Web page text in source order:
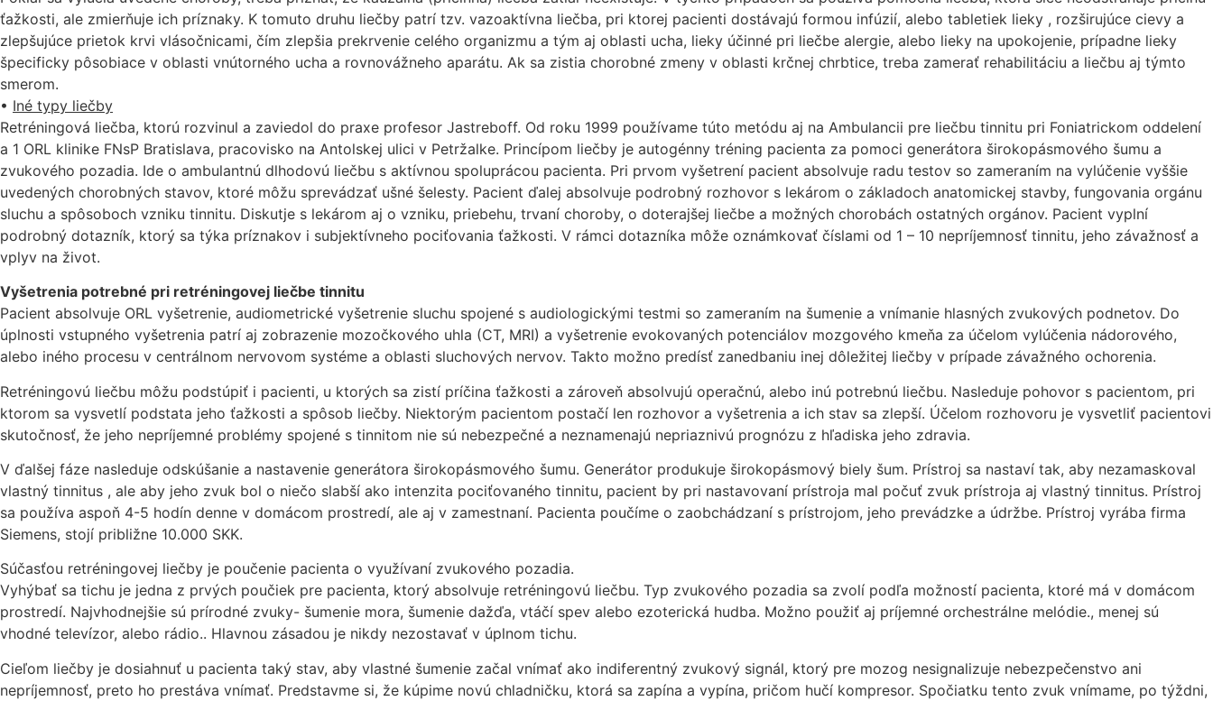
ťažkosti, ale zmierňuje ich príznaky. K tomuto druhu liečby patrí tzv. vazoaktívna liečba, pri ktorej pacienti dostávajú formou infúzií, alebo tabletiek lieky , rozširujúce cievy a
zlepšujúce prietok krvi vlásočnicami, čím zlepšia prekrvenie celého organizmu a tým aj oblasti ucha, lieky účinné pri liečbe alergie, alebo lieky na upokojenie, prípadne lieky
špecificky pôsobiace v oblasti vnútorného ucha a rovnovážneho aparátu. Ak sa zistia chorobné zmeny v oblasti krčnej chrbtice, treba zamerať rehabilitáciu a liečbu aj týmto
smerom.
• Iné typy liečby
Retréningová liečba, ktorú rozvinul a zaviedol do praxe profesor Jastreboff. Od roku 1999 používame túto metódu aj na Ambulancii pre liečbu tinnitu pri Foniatrickom oddelení
a 1 ORL klinike FNsP Bratislava, pracovisko na Antolskej ulici v Petržalke. Princípom liečby je autogénny tréning pacienta za pomoci generátora širokopásmového šumu a
zvukového pozadia. Ide o ambulantnú dlhodovú liečbu s aktívnou spoluprácou pacienta. Pri prvom vyšetrení pacient absolvuje radu testov so zameraním na vylúčenie vyššie
uvedených chorobných stavov, ktoré môžu sprevádzať ušné šelesty. Pacient ďalej absolvuje podrobný rozhovor s lekárom o základoch anatomickej stavby, fungovania orgánu
sluchu a spôsoboch vzniku tinnitu. Diskutje s lekárom aj o vzniku, priebehu, trvaní choroby, o doterajšej liečbe a možných chorobách ostatných orgánov. Pacient vyplní
podrobný dotazník, ktorý sa týka príznakov i subjektívneho pociťovania ťažkosti. V rámci dotazníka môže oznámkovať číslami od 1 – 10 nepríjemnosť tinnitu, jeho závažnosť a
vplyv na život.
Vyšetrenia potrebné pri retréningovej liečbe tinnitu
Pacient absolvuje ORL vyšetrenie, audiometrické vyšetrenie sluchu spojené s audiologickými testmi so zameraním na šumenie a vnímanie hlasných zvukových podnetov. Do
úplnosti vstupného vyšetrenia patrí aj zobrazenie mozočkového uhla (CT, MRI) a vyšetrenie evokovaných potenciálov mozgového kmeňa za účelom vylúčenia nádorového,
alebo iného procesu v centrálnom nervovom systéme a oblasti sluchových nervov. Takto možno predísť zanedbaniu inej dôležitej liečby v prípade závažného ochorenia.
Retréningovú liečbu môžu podstúpiť i pacienti, u ktorých sa zistí príčina ťažkosti a zároveň absolvujú operačnú, alebo inú potrebnú liečbu. Nasleduje pohovor s pacientom, pri
ktorom sa vysvetlí podstata jeho ťažkosti a spôsob liečby. Niektorým pacientom postačí len rozhovor a vyšetrenia a ich stav sa zlepší. Účelom rozhovoru je vysvetliť pacientovi
skutočnosť, že jeho nepríjemné problémy spojené s tinnitom nie sú nebezpečné a neznamenajú nepriaznivú prognózu z hľadiska jeho zdravia.
V ďalšej fáze nasleduje odskúšanie a nastavenie generátora širokopásmového šumu. Generátor produkuje širokopásmový biely šum. Prístroj sa nastaví tak, aby nezamaskoval
vlastný tinnitus , ale aby jeho zvuk bol o niečo slabší ako intenzita pociťovaného tinnitu, pacient by pri nastavovaní prístroja mal počuť zvuk prístroja aj vlastný tinnitus. Prístroj
sa používa aspoň 4-5 hodín denne v domácom prostredí, ale aj v zamestnaní. Pacienta poučíme o zaobchádzaní s prístrojom, jeho prevádzke a údržbe. Prístroj vyrába firma
Siemens, stojí približne 10.000 SKK.
Súčasťou retréningovej liečby je poučenie pacienta o využívaní zvukového pozadia.
Vyhýbať sa tichu je jedna z prvých poučiek pre pacienta, ktorý absolvuje retréningovú liečbu. Typ zvukového pozadia sa zvolí podľa možností pacienta, ktoré má v domácom
prostredí. Najvhodnejšie sú prírodné zvuky- šumenie mora, šumenie dažďa, vtáčí spev alebo ezoterická hudba. Možno použiť aj príjemné orchestrálne melódie., menej sú
vhodné televízor, alebo rádio.. Hlavnou zásadou je nikdy nezostavať v úplnom tichu.
Cieľom liečby je dosiahnuť u pacienta taký stav, aby vlastné šumenie začal vnímať ako indiferentný zvukový signál, ktorý pre mozog nesignalizuje nebezpečenstvo ani
nepríjemnosť, preto ho prestáva vnímať. Predstavme si, že kúpime novú chladničku, ktorá sa zapína a vypína, pričom hučí kompresor. Spočiatku tento zvuk vnímame, po týždni,